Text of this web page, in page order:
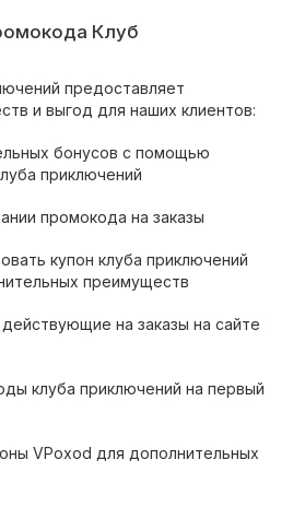
Клуб
предоставляет
и выгод для наших клиентов:
бонусов с помощью
приключений
промокода на заказы
купон клуба приключений
преимуществ
на заказы на сайте
клуба приключений на первый
VPoxod для дополнительных